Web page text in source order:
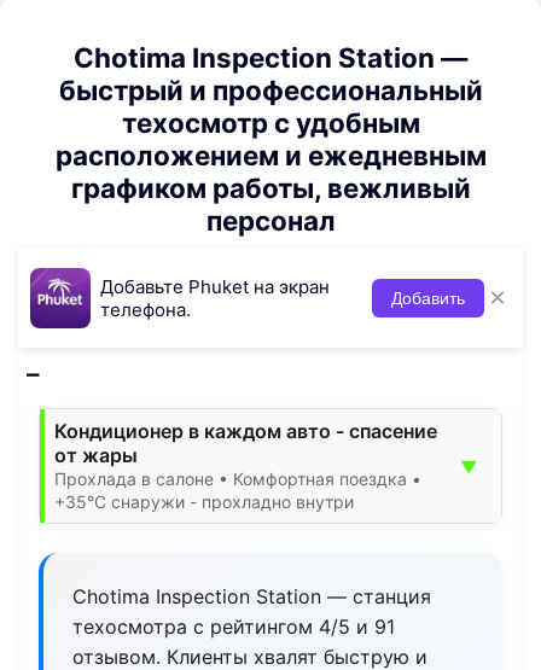
Chotima Inspection Station —
быстрый и профессиональный
техосмотр с удобным
расположением и ежедневным
графиком работы, вежливый
персонал
Добавьте Phuket на экран
телефона.
Добавить ×
Кондиционер в каждом авто - спасение
от жары
Прохлада в салоне • Комфортная поездка •
+35°C снаружи - прохладно внутри
▼
Chotima Inspection Station — станция
техосмотра с рейтингом 4/5 и 91
отзывом. Клиенты хвалят быструю и